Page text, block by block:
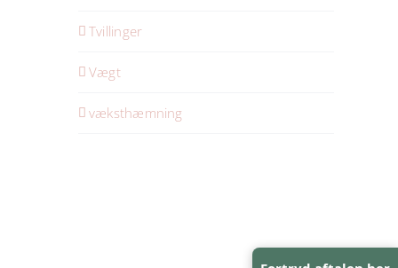
Tvillinger
Vægt
væksthæmning